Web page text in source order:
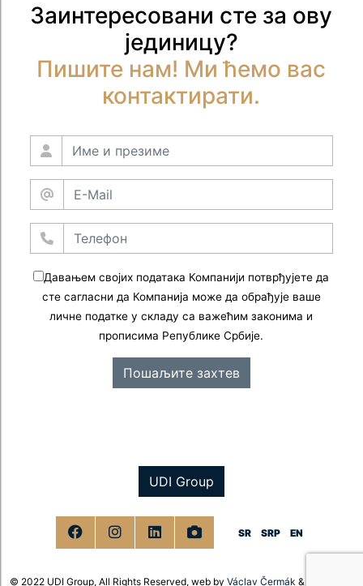
Заинтересовани сте за ову
јединицу?
Пишите нам! Ми ћемо вас
контактирати.
Давањем својих података Компанији потврђујете да
сте сагласни да Компанија може да обрађује ваше
личне податке у складу са важећим законима и
прописима Републике Србије.
Пошаљите захтев
UDI Group
SR SRP EN
© 2022 UDI Group, All Rights Reserved, web by Václav Čermák &